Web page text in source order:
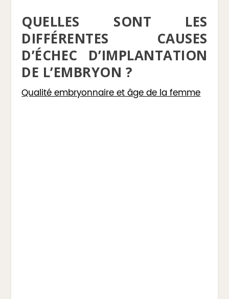
QUELLES SONT LES
DIFFÉRENTES CAUSES
D’ÉCHEC D’IMPLANTATION
DE L’EMBRYON ?
Qualité embryonnaire et âge de la femme